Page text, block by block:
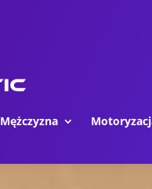
Mężczyzna